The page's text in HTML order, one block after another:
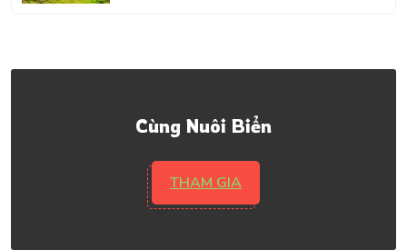
Cùng Nuôi Biển
THAM GIA